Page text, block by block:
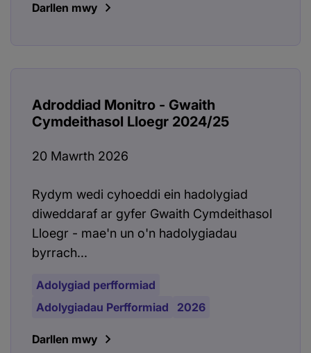
Darllen mwy
Adroddiad Monitro - Gwaith
Cymdeithasol Lloegr 2024/25
20 Mawrth 2026
Rydym wedi cyhoeddi ein hadolygiad
diweddaraf ar gyfer Gwaith Cymdeithasol
Lloegr - mae'n un o'n hadolygiadau
byrrach...
Adolygiad perfformiad
Adolygiadau Perfformiad
2026
Darllen mwy